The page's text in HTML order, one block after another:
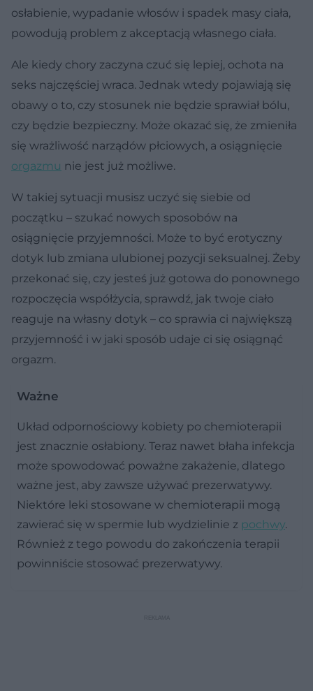
osłabienie, wypadanie włosów i spadek masy ciała,
powodują problem z akceptacją własnego ciała.
Ale kiedy chory zaczyna czuć się lepiej, ochota na
seks najczęściej wraca. Jednak wtedy pojawiają się
obawy o to, czy stosunek nie będzie sprawiał bólu,
czy będzie bezpieczny. Może okazać się, że zmieniła
się wrażliwość narządów płciowych, a osiągnięcie
orgazmu nie jest już możliwe.
W takiej sytuacji musisz uczyć się siebie od
początku – szukać nowych sposobów na
osiągnięcie przyjemności. Może to być erotyczny
dotyk lub zmiana ulubionej pozycji seksualnej. Żeby
przekonać się, czy jesteś już gotowa do ponownego
rozpoczęcia współżycia, sprawdź, jak twoje ciało
reaguje na własny dotyk – co sprawia ci największą
przyjemność i w jaki sposób udaje ci się osiągnąć
orgazm.
Ważne
Układ odpornościowy kobiety po chemioterapii
jest znacznie osłabiony. Teraz nawet błaha infekcja
może spowodować poważne zakażenie, dlatego
ważne jest, aby zawsze używać prezerwatywy.
Niektóre leki stosowane w chemioterapii mogą
zawierać się w spermie lub wydzielinie z pochwy.
Również z tego powodu do zakończenia terapii
powinniście stosować prezerwatywy.